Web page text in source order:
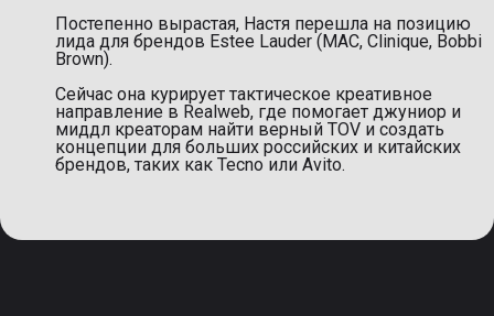
Постепенно вырастая, Настя перешла на позицию
лида для брендов Estee Lauder (MAC, Clinique, Bobbi
Brown).
Сейчас она курирует тактическое креативное
направление в Realweb, где помогает джуниор и
миддл креаторам найти верный TOV и создать
концепции для больших российских и китайских
брендов, таких как Tecno или Avito.